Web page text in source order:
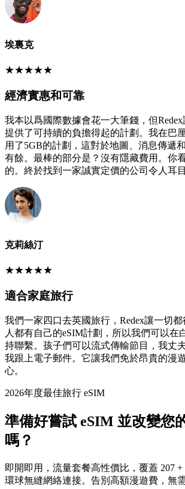
埃裏克
★★★★★
經濟實惠和可靠
我本以爲國際數據會花一大筆錢，但
提供了可持續的負擔得起的計劃。我在巴
用了5GB的計劃，這對於地圖、消息傳遞
有餘。最棒的部分是？沒有隱藏費用。你
的。終於找到一家誠實定價的公司令人耳目
克莉絲汀
★★★★★
適合家庭旅行
我們一家四口去英國旅行，Redex讓一切
人都有自己的eSIM計劃，所以我們可以在
持聯繫。孩子們可以流式傳輸節目，我丈
我跟上電子郵件。它讓我們免於昂貴的漫
心。
2026年度最佳旅行 eSIM
準備好嘗試 eSIM 並改變您
嗎？
即開即用，流量套餐高性價比，覆蓋 207
環球無縫網絡連接。告別高額漫遊費，無